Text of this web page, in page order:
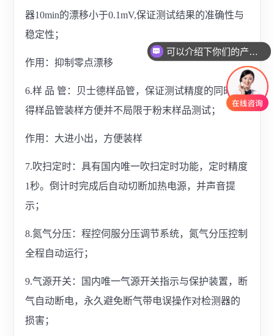
器10min的漂移小于0.1mV,保证测试结果的准确性与
稳定性；
作用：抑制零点漂移
6.样 品 管：贝士德样品管，保证测试精度的同时使
得样品管装样方便并不局限于粉末样品测试；
作用：大进小出，方便装样
7.吹扫定时：具有国内唯一吹扫定时功能，定时精度
1秒。倒计时完成后自动切断加热电源，并声音提
示；
8.氮气分压：程控伺服分压调节系统，氮气分压控制
全程自动运行；
9.气源开关：国内唯一气源开关指示与保护装置，断
气自动断电，永久避免断气带电误操作对检测器的
损害；